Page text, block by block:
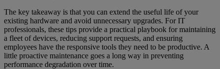
The key takeaway is that you can extend the useful life of your
existing hardware and avoid unnecessary upgrades. For IT
professionals, these tips provide a practical playbook for maintaining
a fleet of devices, reducing support requests, and ensuring
employees have the responsive tools they need to be productive. A
little proactive maintenance goes a long way in preventing
performance degradation over time.